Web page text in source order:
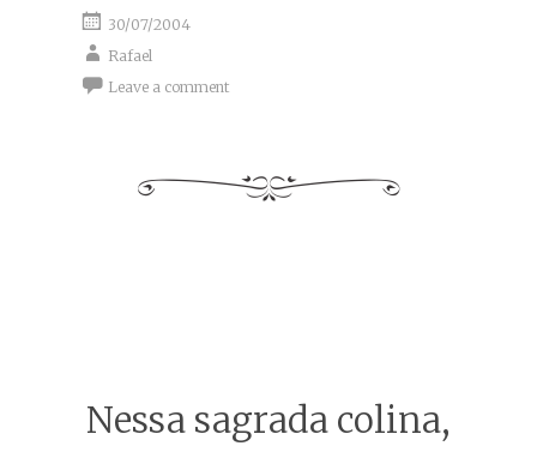
30/07/2004
Rafael
Leave a comment
Nessa sagrada colina,